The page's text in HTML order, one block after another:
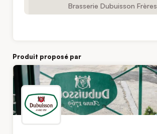
Brasserie Dubuisson Frères
Produit proposé par